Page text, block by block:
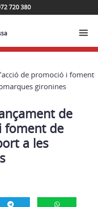
720 380
de promoció i foment
gironines
de
foment de
a les